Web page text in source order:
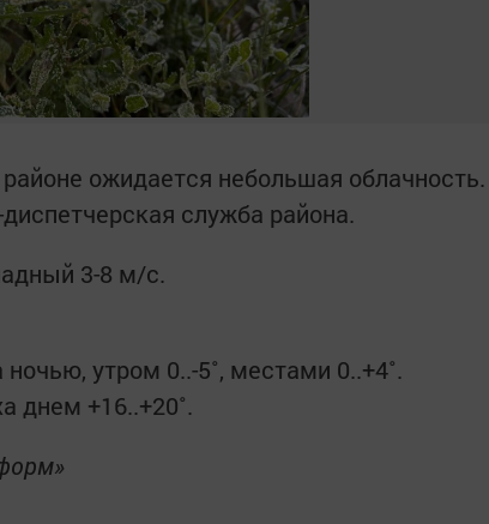
ожидается небольшая облачность.
служба района.
3-8 м/с.
утром 0..-5˚, местами 0..+4˚.
днем +16..+20˚.